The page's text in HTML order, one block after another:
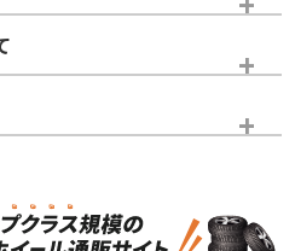
より判断しておりますので、あら
承ください。